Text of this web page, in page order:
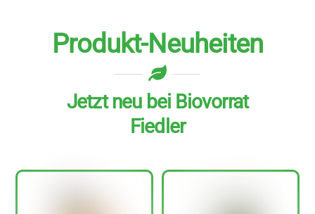
Produkt-Neuheiten
Jetzt neu bei Biovorrat
Fiedler